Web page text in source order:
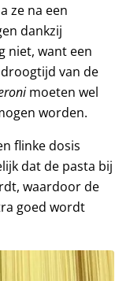
ze na een
dankzij
niet, want een
van de
moeten wel
worden.
flinke dosis
dat de pasta bij
waardoor de
goed wordt